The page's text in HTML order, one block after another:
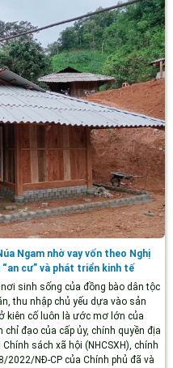
Ngam nhờ vay vốn theo Nghị
cư” và phát triển kinh tế
sinh sống của đồng bào dân tộc
thu nhập chủ yếu dựa vào sản
kiên cố luôn là ước mơ lớn của
đạo của cấp ủy, chính quyền địa
sách xã hội (NHCSXH), chính
NĐ-CP của Chính phủ đã và